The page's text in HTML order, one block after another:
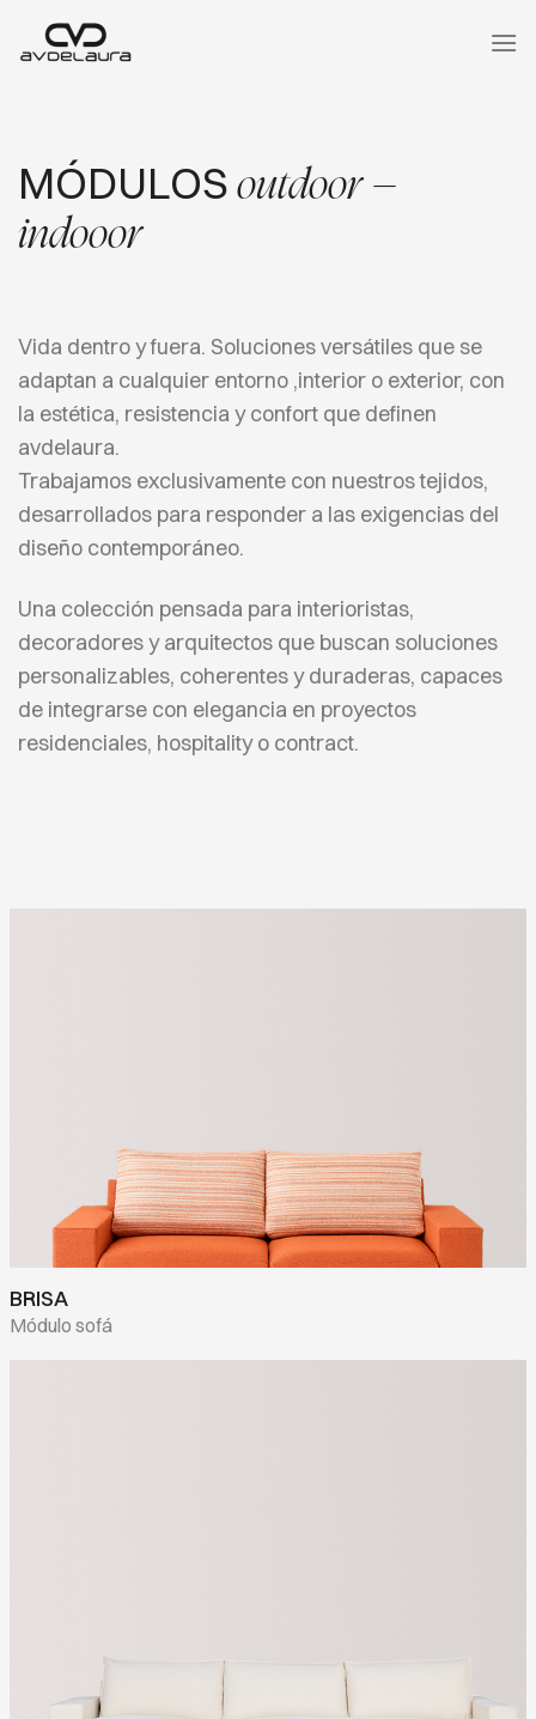
MÓDULOS outdoor –
indooor
Vida dentro y fuera. Soluciones versátiles que se
adaptan a cualquier entorno ,interior o exterior, con
la estética, resistencia y confort que definen
avdelaura.
Trabajamos exclusivamente con nuestros tejidos,
desarrollados para responder a las exigencias del
diseño contemporáneo.
Una colección pensada para interioristas,
decoradores y arquitectos que buscan soluciones
personalizables, coherentes y duraderas, capaces
de integrarse con elegancia en proyectos
residenciales, hospitality o contract.
BRISA
Módulo sofá